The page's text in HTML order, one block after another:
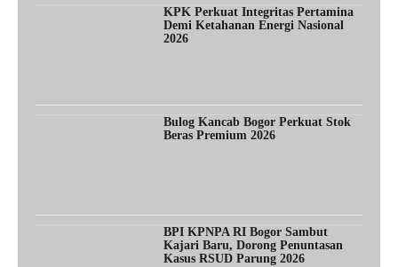
KPK Perkuat Integritas Pertamina
Demi Ketahanan Energi Nasional
2026
Bulog Kancab Bogor Perkuat Stok
Beras Premium 2026
BPI KPNPA RI Bogor Sambut
Kajari Baru, Dorong Penuntasan
Kasus RSUD Parung 2026